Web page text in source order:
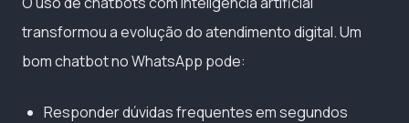
transformou a evolução do atendimento digital. Um
bom chatbot no WhatsApp pode:
Responder dúvidas frequentes em segundos